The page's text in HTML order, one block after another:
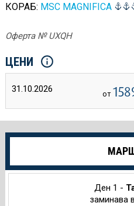
КОРАБ: MSC MAGNIFICA
Оферта № UXQH
ЦЕНИ
31.10.2026 от
Още
за
Ден 1 -
заминава